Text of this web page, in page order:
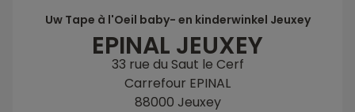
Uw Tape à l'Oeil baby- en kinderwinkel Jeuxey
EPINAL JEUXEY
33 rue du Saut le Cerf
Carrefour EPINAL
88000 Jeuxey